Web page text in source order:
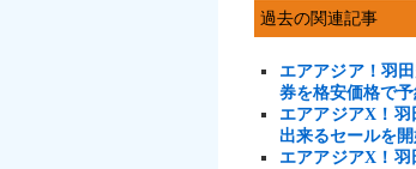
過去の関連記事
エアアジア！羽
券を格安価格で
エアアジアX！
出来るセールを開
エアアジアX！羽